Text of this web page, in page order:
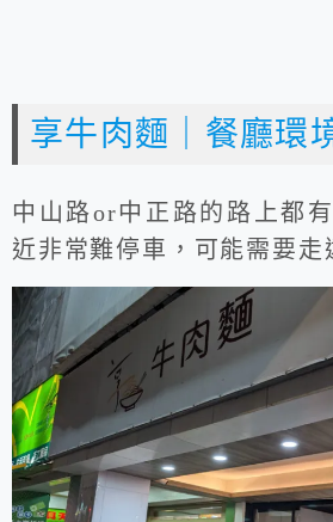
享牛肉麵｜餐廳環
中山路or中正路的路上都
近非常難停車，可能需要走